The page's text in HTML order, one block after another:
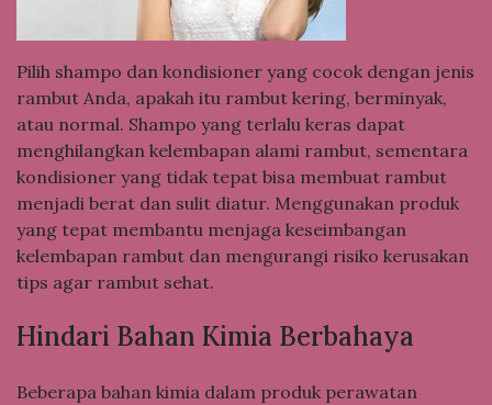
Pilih shampo dan kondisioner yang cocok dengan jenis
rambut Anda, apakah itu rambut kering, berminyak,
atau normal. Shampo yang terlalu keras dapat
menghilangkan kelembapan alami rambut, sementara
kondisioner yang tidak tepat bisa membuat rambut
menjadi berat dan sulit diatur. Menggunakan produk
yang tepat membantu menjaga keseimbangan
kelembapan rambut dan mengurangi risiko kerusakan
tips agar rambut sehat.
Hindari Bahan Kimia Berbahaya
Beberapa bahan kimia dalam produk perawatan